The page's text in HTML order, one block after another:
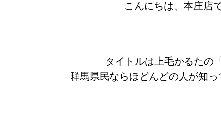
こんにちは、本庄店
タイトルは上毛かるたの
群馬県民ならほどんどの人が知